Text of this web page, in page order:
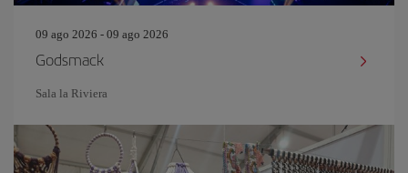
09 ago 2026 - 09 ago 2026
Godsmack
Sala la Riviera